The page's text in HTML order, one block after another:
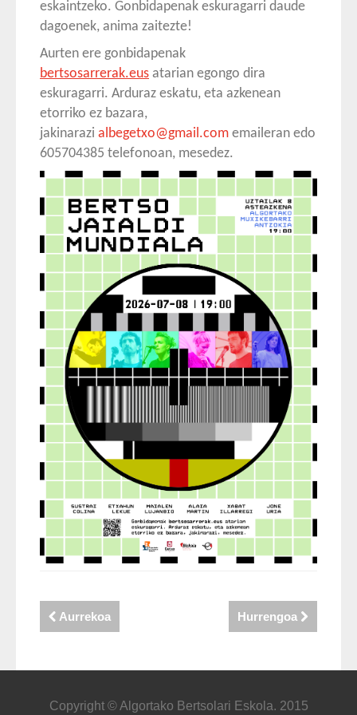
eskaintzeko. Gonbidapenak eskuragarri daude
dagoenek, anima zaitezte!
Aurten ere gonbidapenak
bertsosarrerak.eus atarian egongo dira
eskuragarri. Arduraz eskatu, eta azkenean
etorriko ez bazara,
jakinarazi albegetxo@gmail.com emaileran edo
605704385 telefonoan, mesedez.
Aurrekoa Hurrengoa
Copyright © Algortako Bertsolari Eskola. 2015